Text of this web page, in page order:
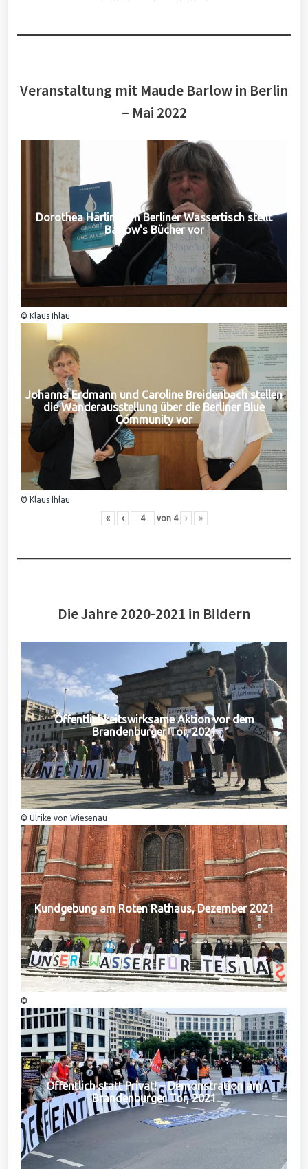
Veranstaltung mit Maude Barlow in Berlin
– Mai 2022
Dorothea Härlin vom Berliner Wassertisch stellt
Barlow's Bücher vor
© Klaus Ihlau
Johanna Erdmann und Caroline Breidenbach stellen
die Wanderausstellung über die Berliner Blue
Community vor
© Klaus Ihlau
« ‹ von 4 › »
Die Jahre 2020-2021 in Bildern
Öffentlichkeitswirksame Aktion vor dem
Brandenburger Tor, 2021
© Ulrike von Wiesenau
Kundgebung am Roten Rathaus, Dezember 2021
©
Öffentlich statt Privat! – Demonstration am
Brandenburger Tor, 2021